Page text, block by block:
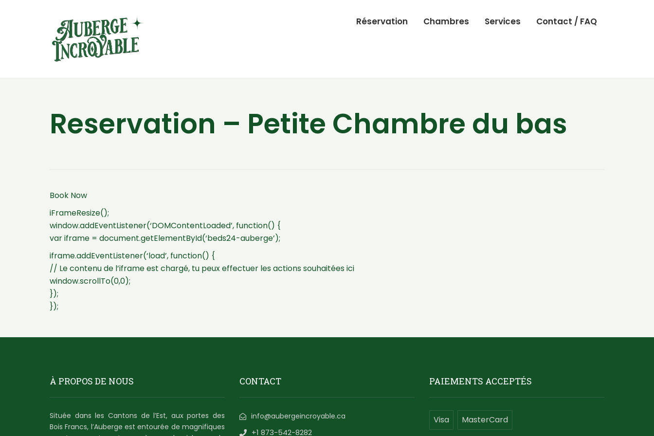
Réservation Chambres Services Contact / FAQ
Reservation – Petite Chambre du bas
Book Now
iFrameResize();
window.addEventListener(‘DOMContentLoaded’, function() {
var iframe = document.getElementById(‘beds24-auberge’);
iframe.addEventListener(‘load’, function() {
// Le contenu de l’iframe est chargé, tu peux effectuer les actions souhaitées ici
window.scrollTo(0,0);
});
});
À PROPOS DE NOUS
Située dans les Cantons de l’Est, aux portes des
Bois Francs, l’Auberge est entourée de magnifiques
CONTACT
info@aubergeincroyable.ca
+1 873-542-8282
PAIEMENTS ACCEPTÉS
Visa MasterCard